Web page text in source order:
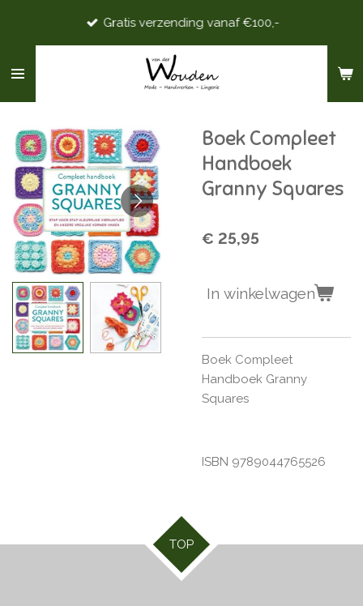
de
Gratis verzending vanaf €100,-
Boek Compleet
Handboek
Granny Squares
€ 25,95
In winkelwagen
Boek Compleet
Handboek Granny
Squares
ISBN 9789044765526
TOP